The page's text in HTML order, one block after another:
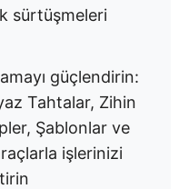
sürtüşmeleri
güçlendirin:
Tahtalar, Zihin
Şablonlar ve
işlerinizi